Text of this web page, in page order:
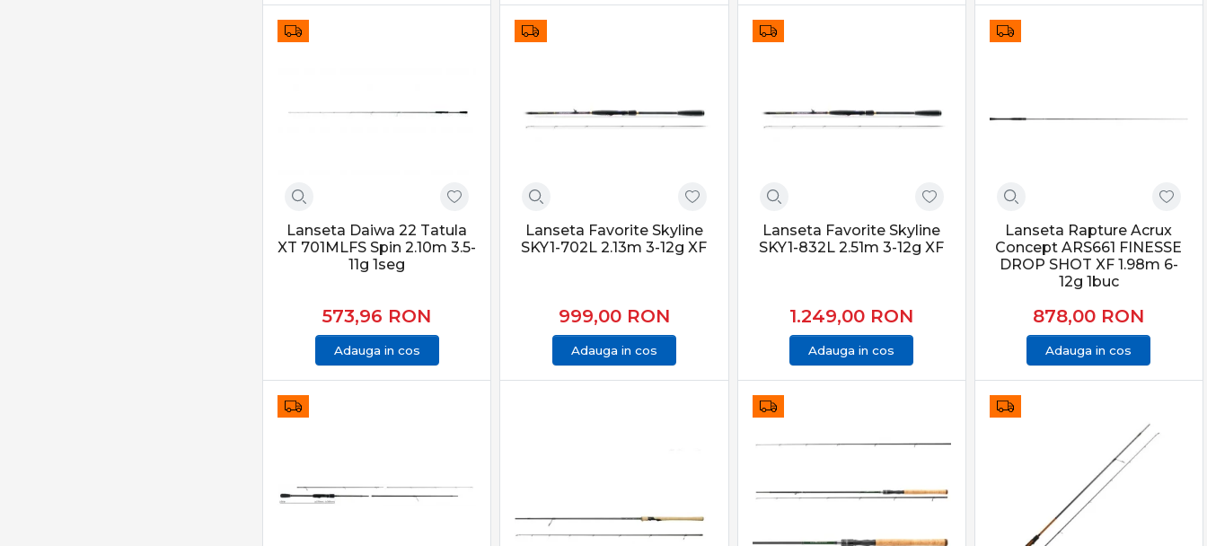
Lanseta Daiwa 22 Tatula
XT 701MLFS Spin 2.10m 3.5-
11g 1seg
573,96 RON
Adauga in cos
Lanseta Favorite Skyline
SKY1-702L 2.13m 3-12g XF
999,00 RON
Adauga in cos
Lanseta Favorite Skyline
SKY1-832L 2.51m 3-12g XF
1.249,00 RON
Adauga in cos
Lanseta Rapture Acrux
Concept ARS661 FINESSE
DROP SHOT XF 1.98m 6-
12g 1buc
878,00 RON
Adauga in cos